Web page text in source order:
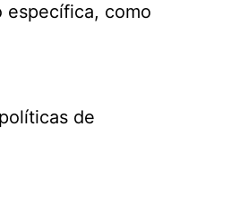
específica, como
de